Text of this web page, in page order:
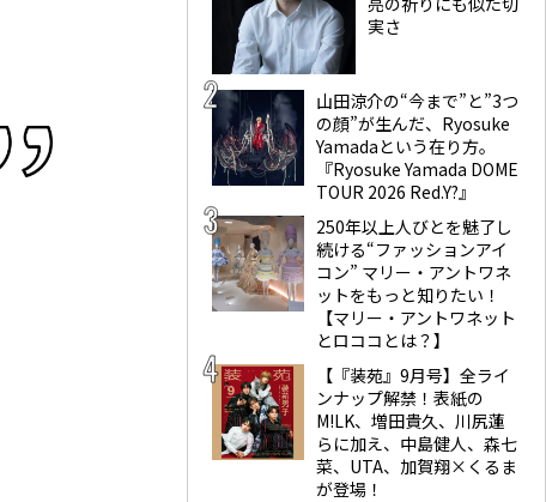
実さ
山田涼介の“今まで”と”3つ
の顔”が生んだ、Ryosuke
Yamadaという在り方。
『Ryosuke Yamada DOME
TOUR 2026 Red.Y?』
250年以上人びとを魅了し
続ける“ファッションアイ
コン” マリー・アントワネ
ットをもっと知りたい！
【マリー・アントワネット
とロココとは？】
【『装苑』9月号】全ライ
ンナップ解禁！表紙の
M!LK、増田貴久、川尻蓮
らに加え、中島健人、森七
菜、UTA、加賀翔×くるま
が登場！